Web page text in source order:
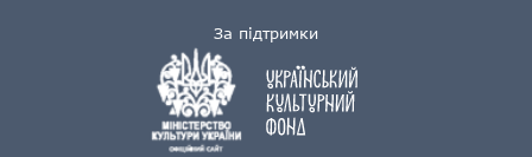
За підтримки